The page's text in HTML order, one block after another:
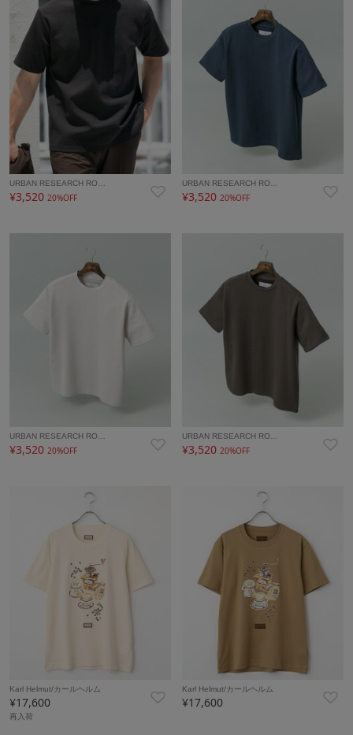
URBAN RESEARCH RO…
¥3,520 20%OFF
URBAN RESEARCH RO…
¥3,52020%OFF
URBAN RESEARCH RO…
¥3,520 20%OFF
URBAN RESEARCH RO…
¥3,52020%OFF
Karl Helmut/カールヘルム
¥17,600
再入荷
Karl Helmut/カールヘルム
¥17,600